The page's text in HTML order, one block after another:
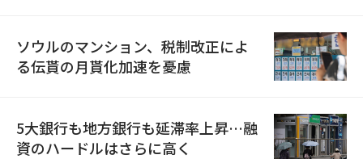
ソウルのマンション、税制改正によ
る伝貰の月貰化加速を憂慮
5大銀行も地方銀行も延滞率上昇…融
資のハードルはさらに高く